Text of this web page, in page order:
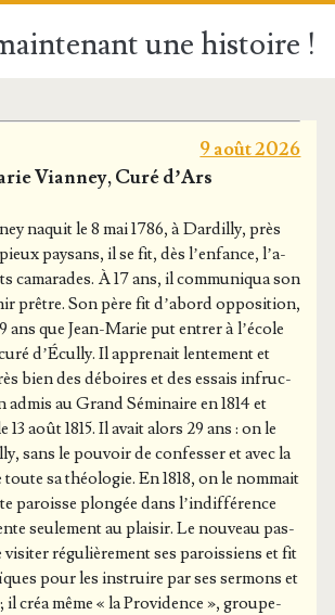
une histoire !
9 août 2026
Vianney, Curé d’Ars
naquit le 8 mai 1786, à Dar­dilly, près
pay­sans, il se fit, dès l’en­fance, l’a­
cama­rades. À 17 ans, il com­mu­ni­qua son
prêtre. Son père fit d’a­bord oppo­si­tion,
ans que Jean-Marie put entrer à l’é­cole
d’É­cul­ly. Il appre­nait len­te­ment et
bien des déboires et des essais infruc­
au Grand Sémi­naire en 1814 et
août 1815. Il avait alors 29 ans : on le
sans le pou­voir de confes­ser et avec la
sa théo­lo­gie. En 1818, on le nom­mait
paroisse plon­gée dans l’in­dif­fé­rence
seule­ment au plai­sir. Le nou­veau pas­
visi­ter régu­liè­re­ment ses parois­siens et fit
pour les ins­truire par ses ser­mons et
il créa même « la Pro­vi­dence », grou­pe­